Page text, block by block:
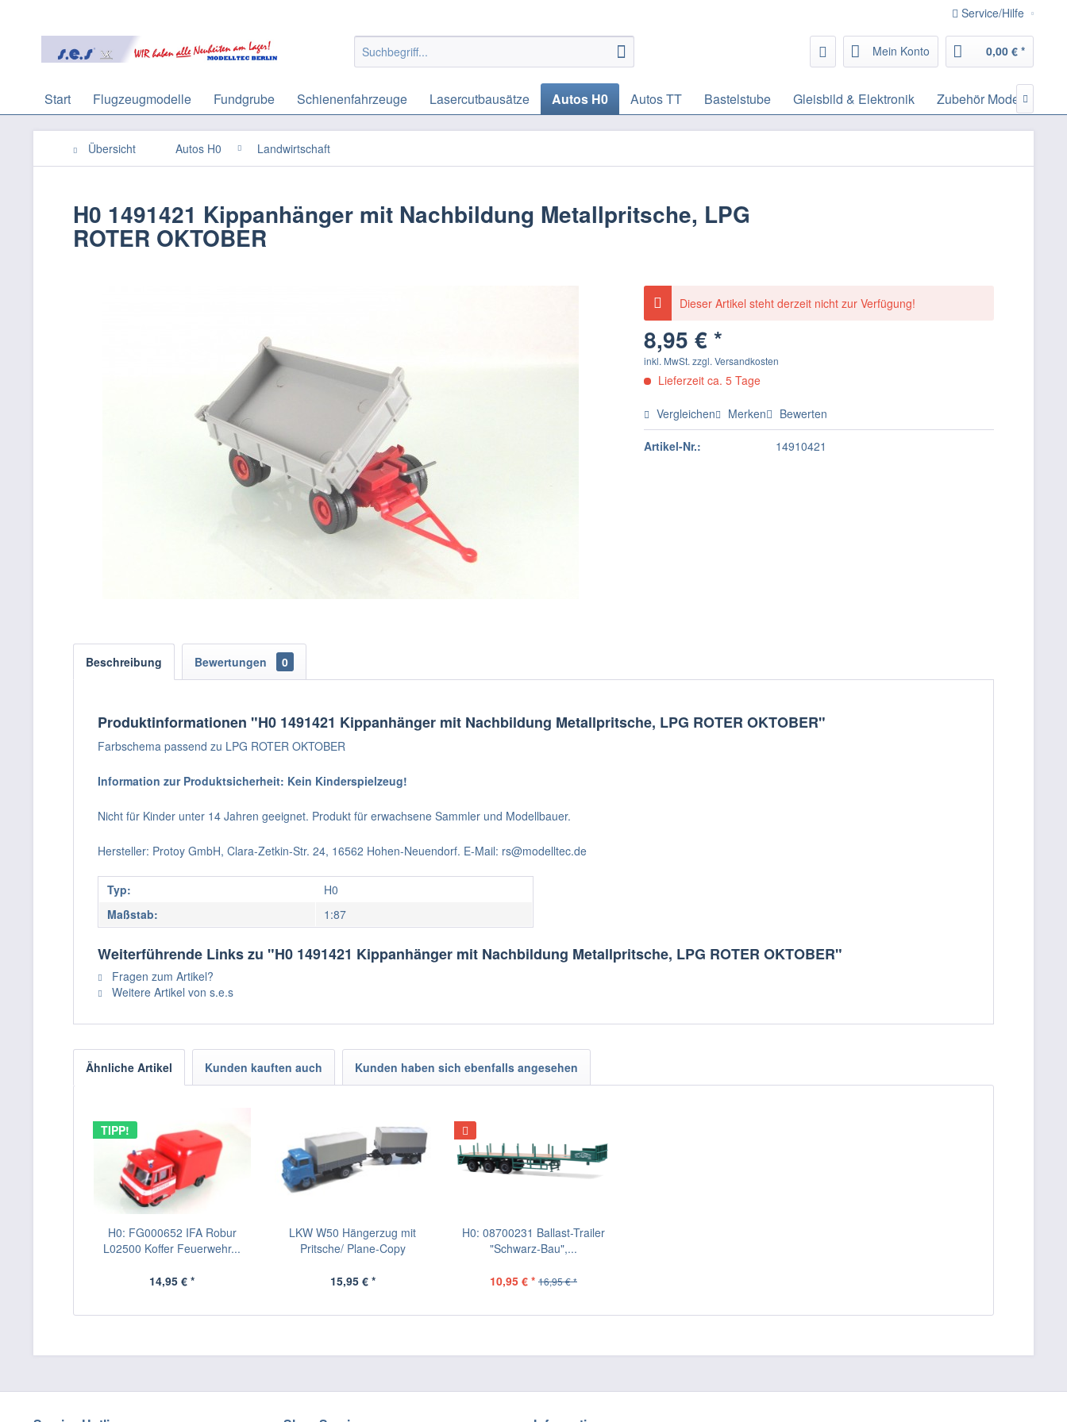
Service/Hilfe
Mein Konto 0,00 € *
Start Flugzeugmodelle Fundgrube Schienenfahrzeuge Lasercutbausätze Autos H0 Autos TT Bastelstube Gleisbild & Elektronik Zubehör 
Übersicht Autos H0 Landwirtschaft
H0 1491421 Kippanhänger mit Nachbildung Metallpritsche, LPG
ROTER OKTOBER
Dieser Artikel steht derzeit nicht zur Verfügung!
8,95 € *
inkl. MwSt.zzgl. Versandkosten
Lieferzeit ca. 5 Tage
Vergleichen Merken Bewerten
Artikel-Nr.: 14910421
Beschreibung Bewertungen 0
Produktinformationen "H0 1491421 Kippanhänger mit Nachbildung Metallpritsche, LPG ROTER OKTOBER"
Farbschema passend zu LPG ROTER OKTOBER
Information zur Produktsicherheit: Kein Kinderspielzeug!
Nicht für Kinder unter 14 Jahren geeignet. Produkt für erwachsene Sammler und Modellbauer.
Hersteller: Protoy GmbH, Clara-Zetkin-Str. 24, 16562 Hohen-Neuendorf. E-Mail: rs@modelltec.de
Typ:
H0
Maßstab:
1:87
Weiterführende Links zu "H0 1491421 Kippanhänger mit Nachbildung Metallpritsche, LPG ROTER OKTOBER"
Fragen zum Artikel?
Weitere Artikel von s.e.s
Ähnliche Artikel Kunden kauften auch Kunden haben sich ebenfalls angesehen
TIPP!
H0: FG000652 IFA Robur
L02500 Koffer Feuerwehr...
14,95 € *
LKW W50 Hängerzug mit
Pritsche/ Plane-Copy
15,95 € *
H0: 08700231 Ballast-Trailer
"Schwarz-Bau",...
10,95 € * 16,95 € *